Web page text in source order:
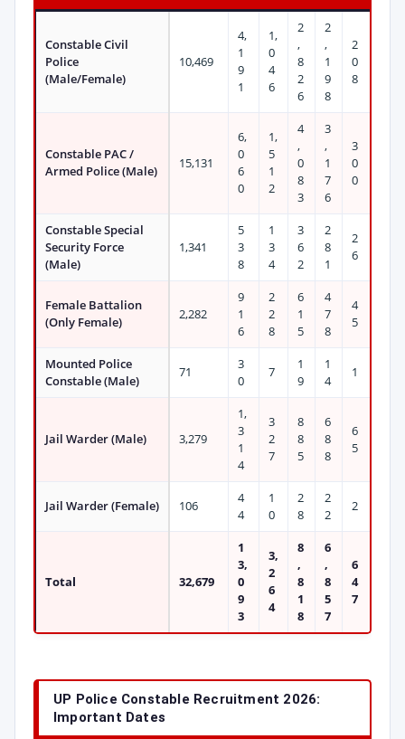
Constable Civil
Police
(Male/Female)
10,469
4,
1
9
1
1,
0
4
6
2
,
8
2
6
2
,
1
9
8
2
0
8
Constable PAC /
Armed Police (Male)
15,131
6,
0
6
0
1,
5
1
2
4
,
0
8
3
3
,
1
7
6
3
0
0
Constable Special
Security Force
(Male)
1,341
5
3
8
1
3
4
3
6
2
2
8
1
2
6
Female Battalion
(Only Female)
2,282
9
1
6
2
2
8
6
1
5
4
7
8
4
5
Mounted Police
Constable (Male)
71
3
0
7
1
9
1
4
1
Jail Warder (Male) 3,279
1,
3
1
4
3
2
7
8
8
5
6
8
8
6
5
Jail Warder (Female) 106
4
4
1
0
2
8
2
2
2
Total 32,679
1
3,
0
9
3
3,
2
6
4
8
,
8
1
8
6
,
8
5
7
6
4
7
UP Police Constable Recruitment 2026:
Important Dates